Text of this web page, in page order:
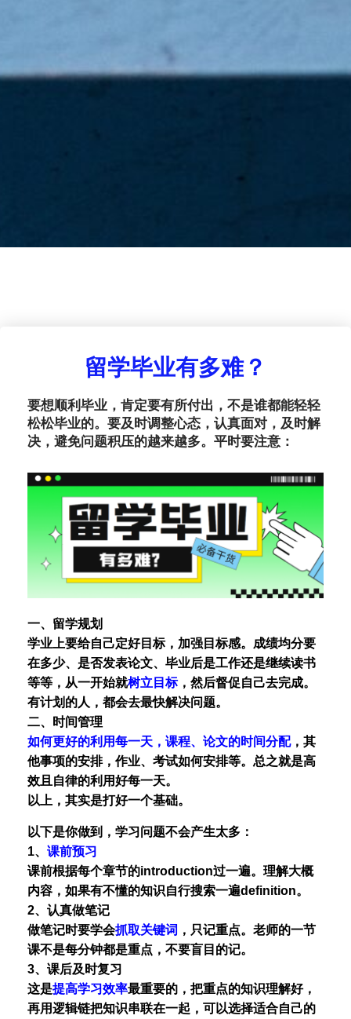
留学毕业有多难？
要想顺利毕业，肯定要有所付出，不是谁都能轻轻
松松毕业的。要及时调整心态，认真面对，及时解
决，避免问题积压的越来越多。平时要注意：
一、留学规划
学业上要给自己定好目标，加强目标感。成绩均分要
在多少、是否发表论文、毕业后是工作还是继续读书
等等，从一开始就树立目标，然后督促自己去完成。
有计划的人，都会去最快解决问题。
二、时间管理
如何更好的利用每一天，课程、论文的时间分配，其
他事项的安排，作业、考试如何安排等。总之就是高
效且自律的利用好每一天。
以上，其实是打好一个基础。
以下是你做到，学习问题不会产生太多：
1、 课前预习
课前根据每个章节的introduction过一遍。理解大概
内容，如果有不懂的知识自行搜索一遍definition。
2、认真做笔记
做笔记时要学会抓取关键词 ，只记重点。老师的一节
课不是每分钟都是重点，不要盲目的记。
3、课后及时复习
这是提高学习效率最重要的，把重点的知识理解好，
再用逻辑链把知识串联在一起，可以选择适合自己的